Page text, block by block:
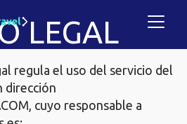
LEGAL
regula el uso del servicio del
dirección
cuyo responsable a